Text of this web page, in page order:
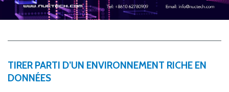
TIRER PARTI D’UN ENVIRONNEMENT RICHE EN
DONNÉES